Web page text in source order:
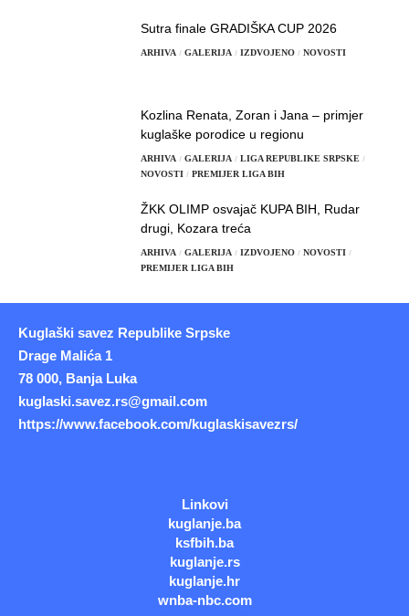
Sutra finale GRADIŠKA CUP 2026
ARHIVA GALERIJA IZDVOJENO NOVOSTI
Kozlina Renata, Zoran i Jana – primjer
kuglaške porodice u regionu
ARHIVA GALERIJA
LIGA REPUBLIKE SRPSKE
NOVOSTI
PREMIJER LIGA BIH
ŽKK OLIMP osvajač KUPA BIH, Rudar
drugi, Kozara treća
ARHIVA GALERIJA IZDVOJENO
NOVOSTI
PREMIJER LIGA BIH
Kuglaški savez Republike Srpske
Drage Malića 1
78 000, Banja Luka
kuglaski.savez.rs@gmail.com
https://www.facebook.com/kuglaskisavezrs/
Linkovi
kuglanje.ba
ksfbih.ba
kuglanje.rs
kuglanje.hr
wnba-nbc.com